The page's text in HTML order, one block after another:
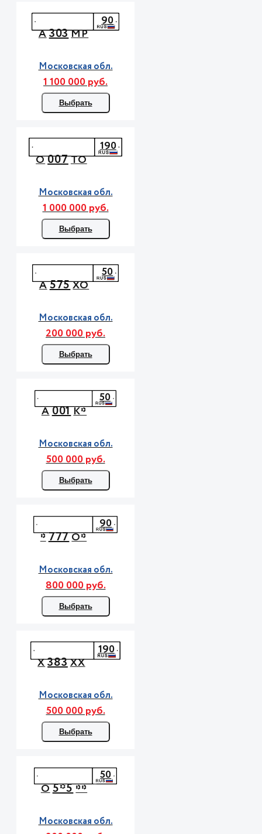
А303МР
90
Московская обл.
1 100 000 руб.
Выбрать
О007ТО
190
Московская обл.
1 000 000 руб.
Выбрать
А575ХО
50
Московская обл.
200 000 руб.
Выбрать
А001К*
50
Московская обл.
500 000 руб.
Выбрать
*777О*
90
Московская обл.
800 000 руб.
Выбрать
Х383ХХ
190
Московская обл.
500 000 руб.
Выбрать
О5*5**
50
Московская обл.